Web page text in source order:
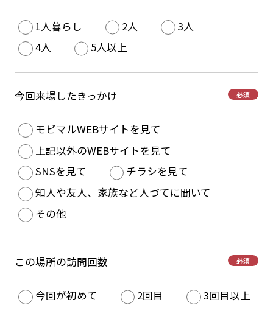
1人暮らし 2人
3人
4人
5人以上
今回来場したきっかけ 必須
モビマルWEBサイトを見て
上記以外のWEBサイトを見て
SNSを見て
チラシを見て
知人や友人、家族など人づてに聞いて
その他
この場所の訪問回数 必須
今回が初めて 2回目 3回目以上